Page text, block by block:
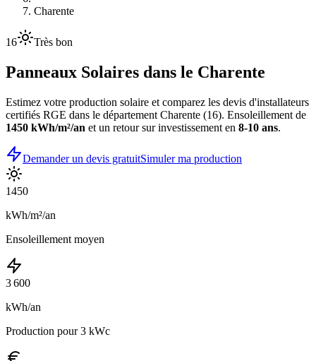
Charente
16 Très bon
Panneaux Solaires dans le Charente
Estimez votre production solaire et comparez les devis d'installateurs
certifiés RGE dans le département Charente (16). Ensoleillement de
1450 kWh/m²/an et un retour sur investissement en 8-10 ans.
Demander un devis gratuitSimuler ma production
1450
kWh/m²/an
Ensoleillement moyen
3 600
kWh/an
Production pour 3 kWc